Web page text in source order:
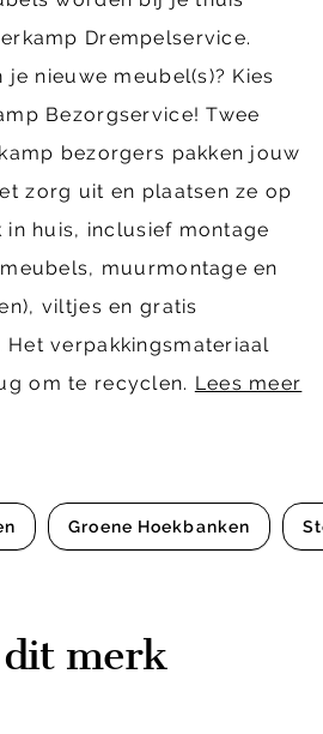
Groene Hoekbanken
Drempelservice.
nieuwe meubel(s)? Kies
Bezorgservice! Twee
bezorgers pakken jouw
zorg uit en plaatsen ze op
in huis, inclusief montage
muurmontage en
viltjes en gratis
verpakkingsmateriaal
om te recyclen. Lees meer
merk